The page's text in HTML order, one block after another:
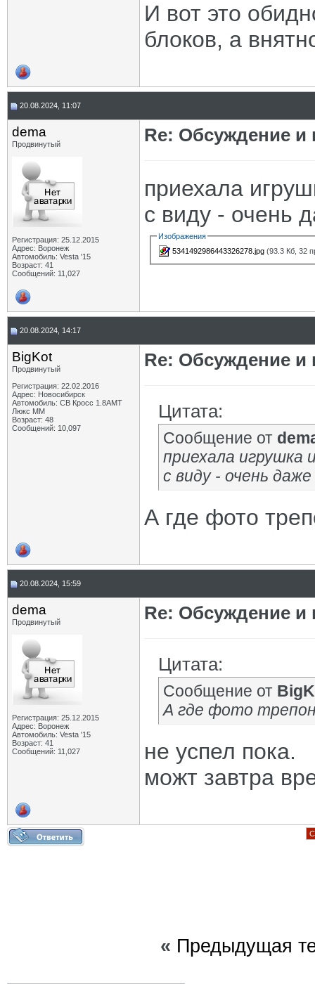
И вот это
блоков, а
20.08.2024, 11:07
dema
Продвинутый
Регистрация: 25.12.2015
Адрес: Воронеж
Автомобиль: Vesta '15
Возраст: 41
Сообщений: 11,027
Re: Обсуждение
приехала
с виду - очень
Изображения
5341492986443326278.jpg (93.3 Кб, 32
20.08.2024, 14:17
BigKot
Продвинутый
Регистрация: 22.02.2016
Адрес: Новосибирск
Автомобиль: СВ Кросс 1.8АМТ
Люкс ММ
Возраст: 48
Сообщений: 10,097
Re: Обсуждение
Цитата:
Сообщение от
приехала игрушка
с виду - очень
А где фото
20.08.2024, 15:59
dema
Продвинутый
Регистрация: 25.12.2015
Адрес: Воронеж
Автомобиль: Vesta '15
Возраст: 41
Сообщений: 11,027
Re: Обсуждение
Цитата:
Сообщение от
А где фото
не успел пока.
можт завтра
« Предыдущая